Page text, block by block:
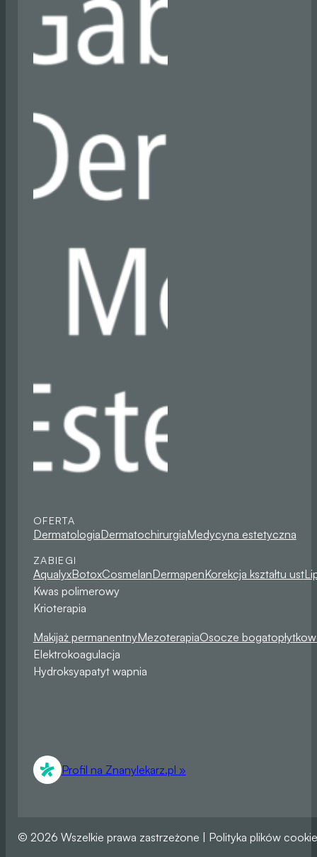
OFERTA
DermatologiaDermatochirurgiaMedycyna estetyczna
ZABIEGI
AqualyxBotoxCosmelanDermapenKorekcja kształtu ust
Kwas polimerowy
Krioterapia
Makijaż permanentnyMezoterapiaOsocze
Elektrokoagulacja
Hydroksyapatyt wapnia
Profil na Znanylekarz.pl »
© 2026 Wszelkie prawa zastrzeżone | Polityka plików